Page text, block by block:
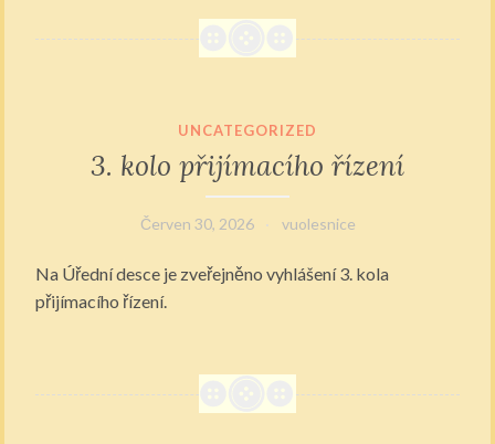
UNCATEGORIZED
3. kolo přijímacího řízení
Červen 30, 2026 vuolesnice
Na Úřední desce je zveřejněno vyhlášení 3. kola
přijímacího řízení.